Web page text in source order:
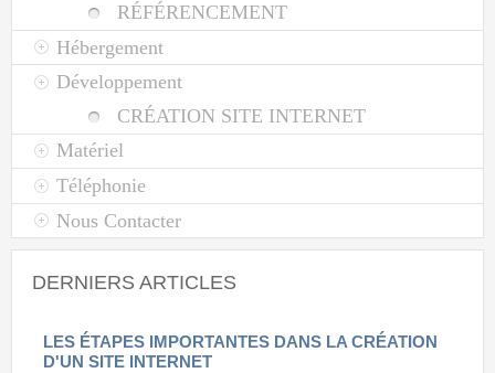
RÉFÉRENCEMENT
Hébergement
Développement
CRÉATION SITE INTERNET
Matériel
Téléphonie
Nous Contacter
DERNIERS ARTICLES
LES ÉTAPES IMPORTANTES DANS LA CRÉATION
D'UN SITE INTERNET